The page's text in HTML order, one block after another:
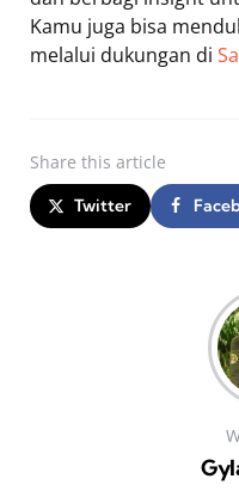
Kamu juga bisa
melalui dukungan di
Share this article
Twitter